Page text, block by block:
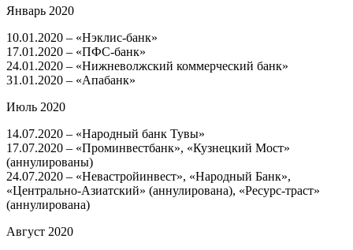
Январь 2020
​10.01.2020 – «Нэклис-банк»
17.01.2020 – «ПФС-банк»
24.01.2020 – «Нижневолжский коммерческий банк»
31.01.2020 – «Апабанк»
Июль 2020
​14.07.2020 – «Народный банк Тувы»
17.07.2020 – «Проминвестбанк», «Кузнецкий Мост»
(аннулированы)
24.07.2020 – «Невастройинвест», «Народный Банк»,
«Центрально-Азиатский» (аннулирована), «Ресурс-траст»
(аннулирована)
Август 2020